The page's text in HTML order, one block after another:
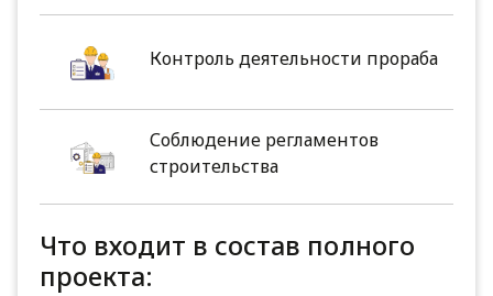
Контроль деятельности прораба
Соблюдение регламентов
строительства
Что входит в состав полного
проекта: